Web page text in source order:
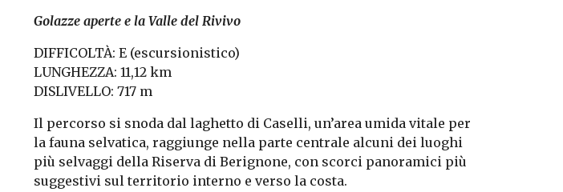
Golazze aperte e la Valle del Rivivo
DIFFICOLTÀ: E (escursionistico)
LUNGHEZZA: 11,12 km
DISLIVELLO: 717 m
Il percorso si snoda dal laghetto di Caselli, un’area umida vitale per
la fauna selvatica, raggiunge nella parte centrale alcuni dei luoghi
più selvaggi della Riserva di Berignone, con scorci panoramici più
suggestivi sul territorio interno e verso la costa.